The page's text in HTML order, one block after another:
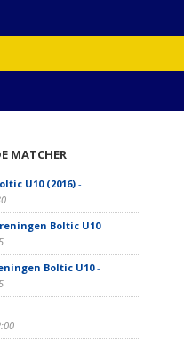
MATCHER
U10 (2016)-
Boltic U10
Boltic U10-
-